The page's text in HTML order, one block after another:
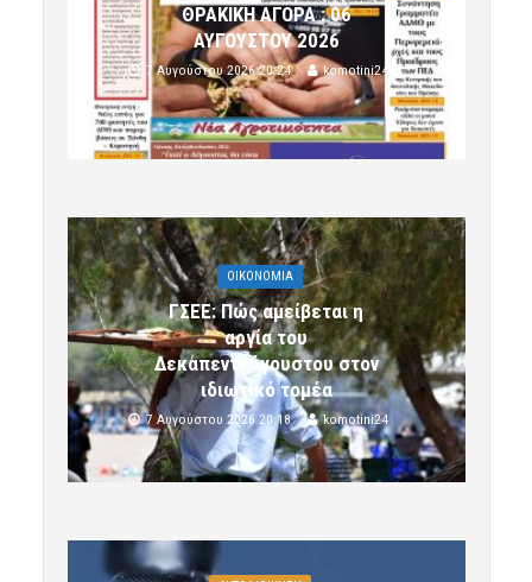
ΘΡΑΚΙΚΗ ΑΓΟΡΑ : 06
ΑΥΓΟΥΣΤΟΥ 2026
7 Αυγούστου 2026 20:24 komotini24
OIKONOMIA
ΓΣΕΕ: Πώς αμείβεται η
αργία του
Δεκαπενταύγουστου στον
ιδιωτικό τομέα
7 Αυγούστου 2026 20:18 komotini24